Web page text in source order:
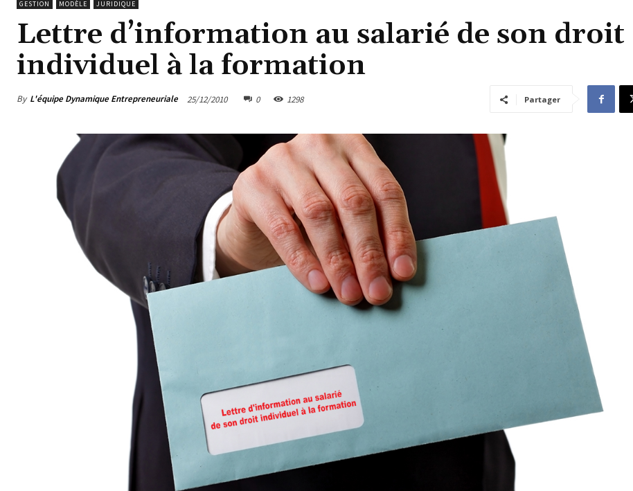
GESTION MODÈLE JURIDIQUE
Lettre d’information au salarié de son droit
individuel à la formation
By L'équipe Dynamique Entrepreneuriale 25/12/2010 0 1298 Partager